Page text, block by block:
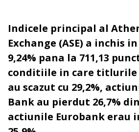
Indicele principal al
Exchange (ASE) a inchis
9,24% pana la 711,13
conditiile in care titlurile
au scazut cu 29,2%,
Bank au pierdut 26,7%
actiunile Eurobank erau